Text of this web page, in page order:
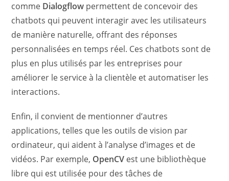
comme Dialogflow permettent de concevoir des
chatbots qui peuvent interagir avec les utilisateurs
de manière naturelle, offrant des réponses
personnalisées en temps réel. Ces chatbots sont de
plus en plus utilisés par les entreprises pour
améliorer le service à la clientèle et automatiser les
interactions.
Enfin, il convient de mentionner d’autres
applications, telles que les outils de vision par
ordinateur, qui aident à l’analyse d’images et de
vidéos. Par exemple, OpenCV est une bibliothèque
libre qui est utilisée pour des tâches de